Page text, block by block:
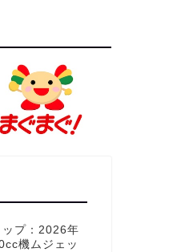
プ：2026年
機ムジェッ